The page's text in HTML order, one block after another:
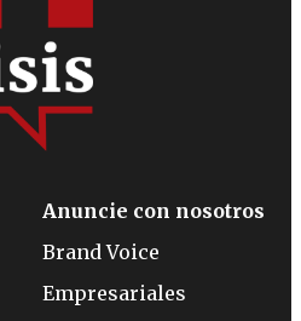
Anuncie con nosotros
Brand Voice
Empresariales